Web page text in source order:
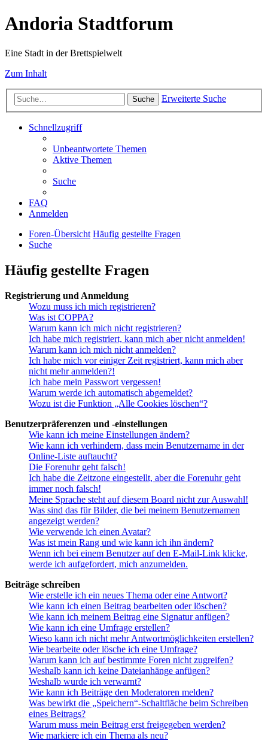
Andoria Stadtforum
Eine Stadt in der Brettspielwelt
Zum Inhalt
Suche Erweiterte Suche
Schnellzugriff
Unbeantwortete Themen
Aktive Themen
Suche
FAQ
Anmelden
Foren-Übersicht Häufig gestellte Fragen
Suche
Häufig gestellte Fragen
Registrierung und Anmeldung
Wozu muss ich mich registrieren?
Was ist COPPA?
Warum kann ich mich nicht registrieren?
Ich habe mich registriert, kann mich aber nicht anmelden!
Warum kann ich mich nicht anmelden?
Ich habe mich vor einiger Zeit registriert, kann mich aber
nicht mehr anmelden?!
Ich habe mein Passwort vergessen!
Warum werde ich automatisch abgemeldet?
Wozu ist die Funktion „Alle Cookies löschen“?
Benutzerpräferenzen und -einstellungen
Wie kann ich meine Einstellungen ändern?
Wie kann ich verhindern, dass mein Benutzername in der
Online-Liste auftaucht?
Die Forenuhr geht falsch!
Ich habe die Zeitzone eingestellt, aber die Forenuhr geht
immer noch falsch!
Meine Sprache steht auf diesem Board nicht zur Auswahl!
Was sind das für Bilder, die bei meinem Benutzernamen
angezeigt werden?
Wie verwende ich einen Avatar?
Was ist mein Rang und wie kann ich ihn ändern?
Wenn ich bei einem Benutzer auf den E-Mail-Link klicke,
werde ich aufgefordert, mich anzumelden.
Beiträge schreiben
Wie erstelle ich ein neues Thema oder eine Antwort?
Wie kann ich einen Beitrag bearbeiten oder löschen?
Wie kann ich meinem Beitrag eine Signatur anfügen?
Wie kann ich eine Umfrage erstellen?
Wieso kann ich nicht mehr Antwortmöglichkeiten erstellen?
Wie bearbeite oder lösche ich eine Umfrage?
Warum kann ich auf bestimmte Foren nicht zugreifen?
Weshalb kann ich keine Dateianhänge anfügen?
Weshalb wurde ich verwarnt?
Wie kann ich Beiträge den Moderatoren melden?
Was bewirkt die „Speichern“-Schaltfläche beim Schreiben
eines Beitrags?
Warum muss mein Beitrag erst freigegeben werden?
Wie markiere ich ein Thema als neu?